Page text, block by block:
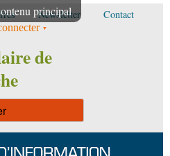
principal
Newsletter Contact
de